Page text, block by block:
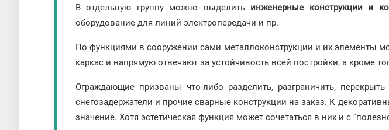
В отдельную группу можно выделить инженерные конструкции и
оборудование для линий электропередачи и пр.
По функциями в сооружении сами металлоконструкции и их элементы
каркас и напрямую отвечают за устойчивость всей постройки, а кроме
Ограждающие призваны что-либо разделить, разграничить,
снегозадержатели и прочие сварные конструкции на заказ. К
значение. Хотя эстетическая функция может сочетаться в них и с